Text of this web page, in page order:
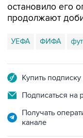
остановило его
продолжают
УЕФА ФИФА
Купить
Подписаться на
Получать
канале